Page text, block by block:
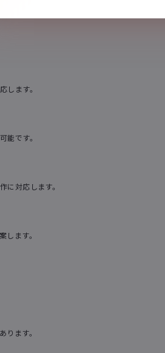
します。
能です。
対応します。
ます。
ます。